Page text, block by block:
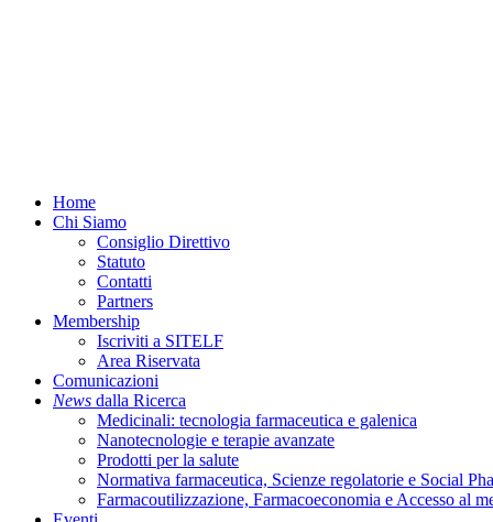
Menu
Home
Chi Siamo
Consiglio Direttivo
Statuto
Contatti
Partners
Membership
Iscriviti a SITELF
Area Riservata
Comunicazioni
News dalla Ricerca
Medicinali: tecnologia farmaceutica e galenica
Nanotecnologie e terapie avanzate
Prodotti per la salute
Normativa farmaceutica, Scienze regolatorie e Social
Farmacoutilizzazione, Farmacoeconomia e Accesso al